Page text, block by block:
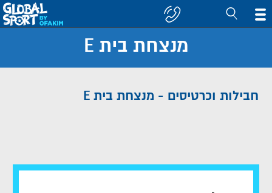
קבוצה/יעד
מנצחת בית E
חבילות וכרטיסים - מנצחת בית E